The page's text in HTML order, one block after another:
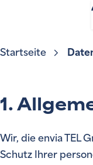
Startseite
1.
Wir, die envia TEL
Schutz Ihrer